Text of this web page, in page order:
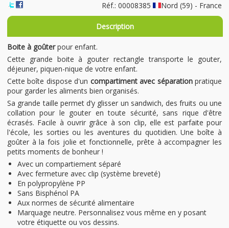
Réf.: 00008385
Nord (59) - France
Description
​Boite à goûterpour enfant.
Cette grande boite à gouter rectangle transporte le gouter,
déjeuner, piquen-nique de votre enfant.
Cette boîte dispose d'un compartiment avec séparationpratique
pour garder les aliments bien organisés.
Sa grande taille permet d’y glisser un sandwich, des fruits ou une
collation pour le gouter en toute sécurité, sans rique d'être
écrasés. Facile à ouvrir grâce à son clip, elle est parfaite pour
l'école, les sorties ou les aventures du quotidien. Une boîte à
goûter à la fois jolie et fonctionnelle, prête à accompagner les
petits moments de bonheur !
Avec un compartiement séparé
Avec fermeture avec clip (système breveté)
​En polypropylène PP
Sans Bisphénol PA
Aux normes de sécurité alimentaire
​Marquage neutre. Personnalisez vous même en y posant
votre étiquette ou vos dessins.